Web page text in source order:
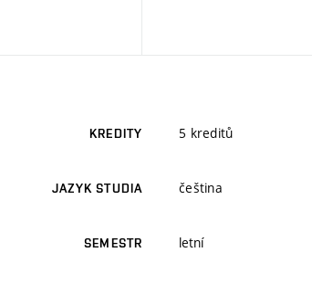
KREDITY 5 kreditů
JAZYK STUDIA čeština
SEMESTR letní